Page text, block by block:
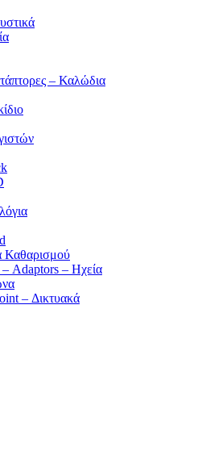
– Καλώδια
Καθαρισμού
Adaptors – Ηχεία
– Δικτυακά